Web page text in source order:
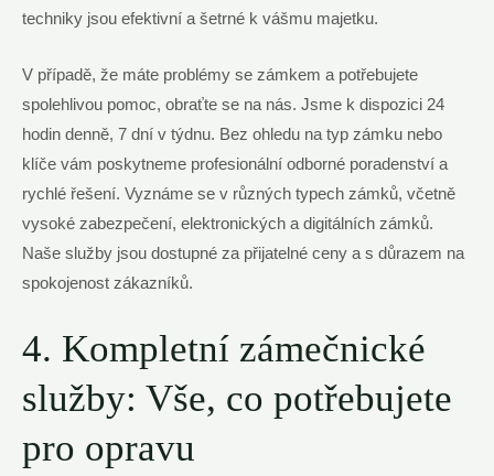
techniky jsou efektivní a šetrné k vášmu majetku.
V případě, že máte problémy se zámkem a potřebujete
spolehlivou pomoc, obraťte se na nás. Jsme k dispozici 24
hodin denně, 7 dní v týdnu. Bez ohledu na typ zámku nebo
klíče vám poskytneme profesionální odborné poradenství a
rychlé řešení. Vyznáme se v různých typech zámků, včetně
vysoké zabezpečení, elektronických a digitálních zámků.
Naše služby jsou dostupné za přijatelné ceny a s důrazem na
spokojenost zákazníků.
4. Kompletní zámečnické
služby: Vše, co potřebujete
pro opravu